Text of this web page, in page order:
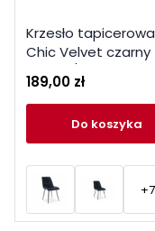
Krzesło
Chic Velvet czarny
stelaż / granatowy
bluvel 86
189,00 zł
do koszyka
+7